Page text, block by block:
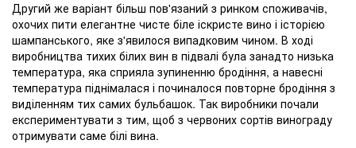
Другий же варіант більш пов'язаний з ринком споживачів,
охочих пити елегантне чисте біле іскристе вино і історією
шампанського, яке з'явилося випадковим чином. В ході
виробництва тихих білих вин в підвалі була занадто низька
температура, яка сприяла зупиненню бродіння, а навесні
температура піднімалася і починалося повторне бродіння з
виділенням тих самих бульбашок. Так виробники почали
експериментувати з тим, щоб з червоних сортів винограду
отримувати саме білі вина.